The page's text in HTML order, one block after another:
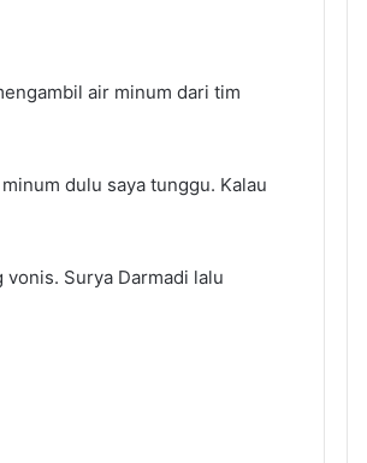
air minum dari tim
dulu saya tunggu. Kalau
Surya Darmadi lalu